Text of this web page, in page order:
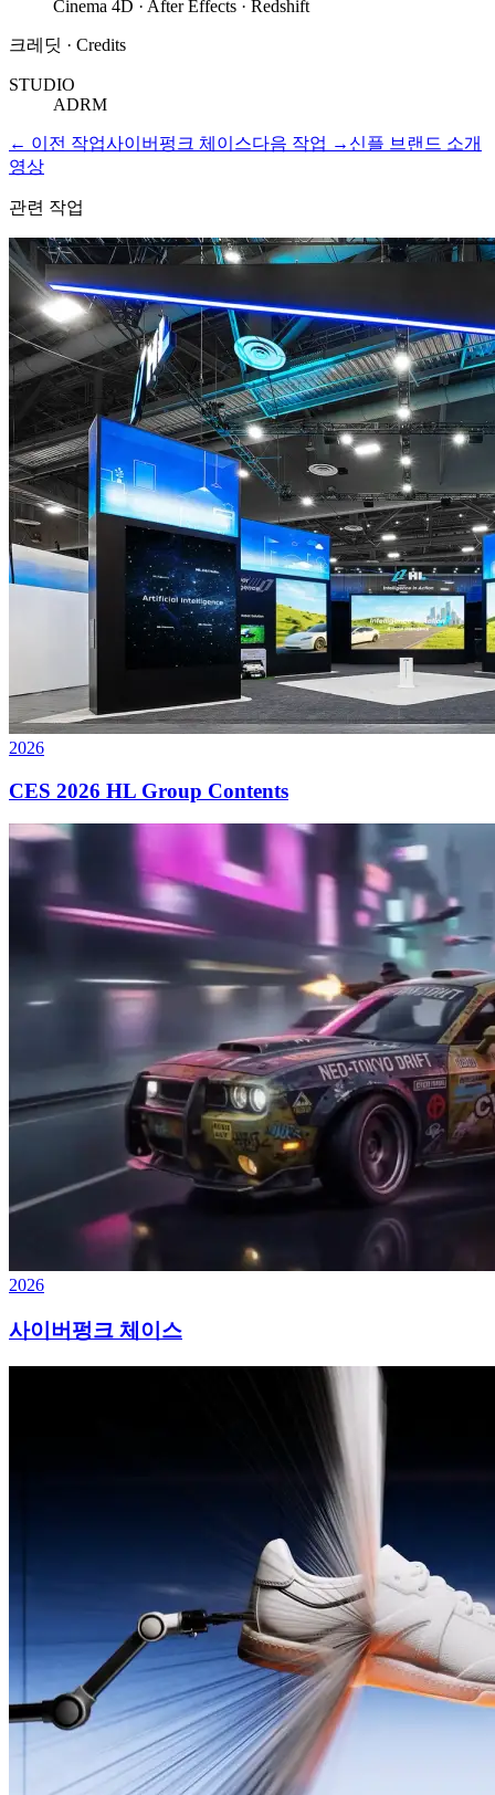
Cinema 4D · After Effects · Redshift
크레딧 · Credits
STUDIO
ADRM
← 이전 작업사이버펑크 체이스다음 작업 → 신플 브랜드 소개
영상
관련 작업
2026
CES 2026 HL Group Contents
2026
사이버펑크 체이스